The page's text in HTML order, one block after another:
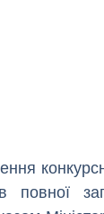
повної